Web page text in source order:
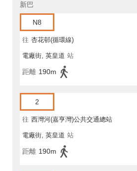
新巴
N8
往 杏花邨(循環線)
電廠街, 英皇道 站
距離 190m
2
往 西灣河(嘉亨灣)公共交通總站
電廠街, 英皇道 站
距離 190m